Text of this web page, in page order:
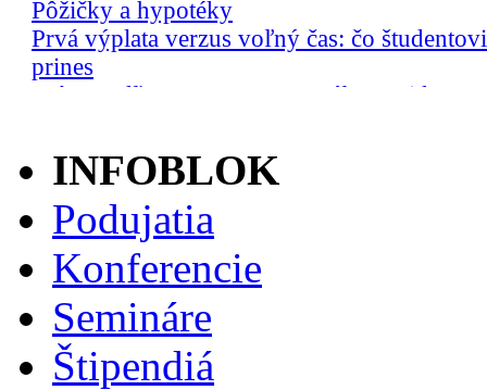
INFOBLOK
Podujatia
Konferencie
Semináre
Štipendiá